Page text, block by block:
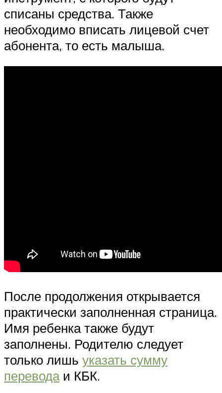
списаны средства. Также
необходимо вписать лицевой счет
абонента, то есть малыша.
После продолжения открывается
практически заполненная страница.
Имя ребенка также будут
заполнены. Родителю следует
только лишь указать сумму
переводаи КБК.